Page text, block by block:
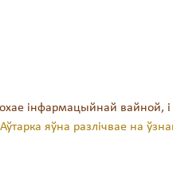
інфармацыйнай вайной,
яўна разлічвае на